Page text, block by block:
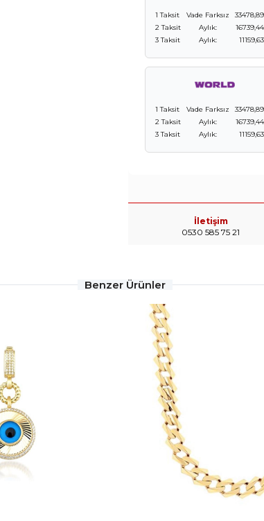
1 Taksit Vade Farksız
2 Taksit
Aylık:
3 Taksit
Aylık:
1 Taksit Vade Farksız
2 Taksit
Aylık:
3 Taksit
Aylık:
İletişim
0530 585 75 21
Benzer Ürünler